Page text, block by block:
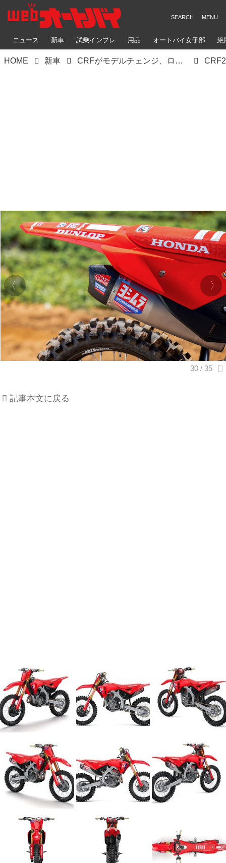
ニュース 新車 試乗インプレ 用品 オートバイ女子部 絶
HOME 新車 CRFがモデルチェンジ、ローレンス兄弟が創り上げた70%新しい最新シャシーはいかに
記事本文に戻る